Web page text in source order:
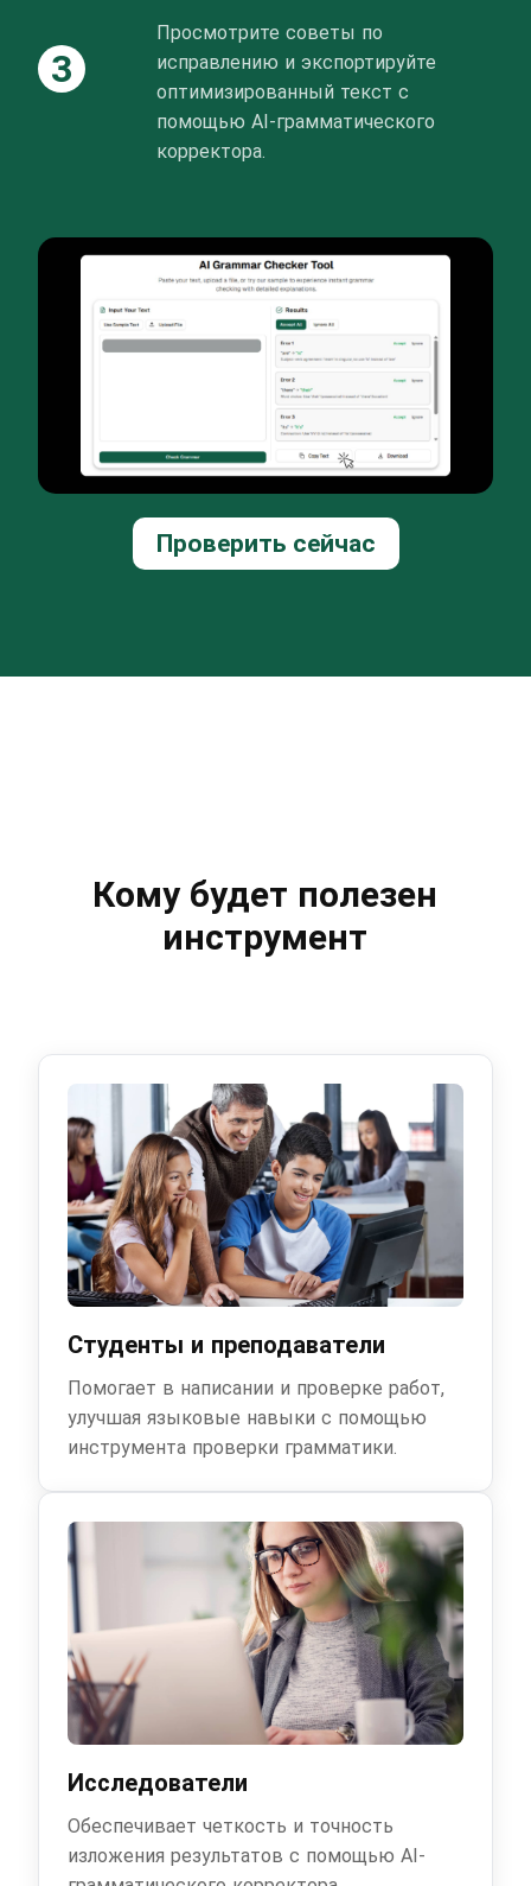
3
Просмотрите советы по
исправлению и экспортируйте
оптимизированный текст с
помощью AI-грамматического
корректора.
Проверить сейчас
Кому будет полезен
инструмент
Студенты и преподаватели
Помогает в написании и проверке работ,
улучшая языковые навыки с помощью
инструмента проверки грамматики.
Исследователи
Обеспечивает четкость и точность
изложения результатов с помощью AI-